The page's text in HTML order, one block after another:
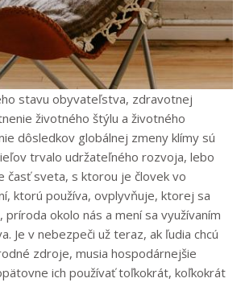
stavu obyvateľstva, zdravotnej
životného štýlu a životného
dôsledkov globálnej zmeny klímy sú
trvalo udržateľného rozvoja, lebo
časť sveta, s ktorou je človek vo
ktorú používa, ovplyvňuje, ktorej sa
okolo nás a mení sa využívaním
Je v nebezpeči už teraz, ak ľudia chcú
zdroje, musia hospodárnejšie
ich používať toľkokrát, koľkokrát